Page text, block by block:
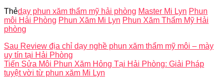
Thẻdạy phun xăm thẩm mỹ hải phòng Master Mi Lyn Phun
môi Hải Phòng Phun Xăm Mi Lyn Phun Xăm Thẩm Mỹ Hải
phòng
Sau Review địa chỉ dạy nghề phun xăm thẩm mỹ môi – mày
uy tín tại Hải Phòng
Tiến Sửa Môi Phun Xăm Hỏng Tại Hải Phòng: Giải Pháp
tuyệt vời từ phun xăm Mi Lyn